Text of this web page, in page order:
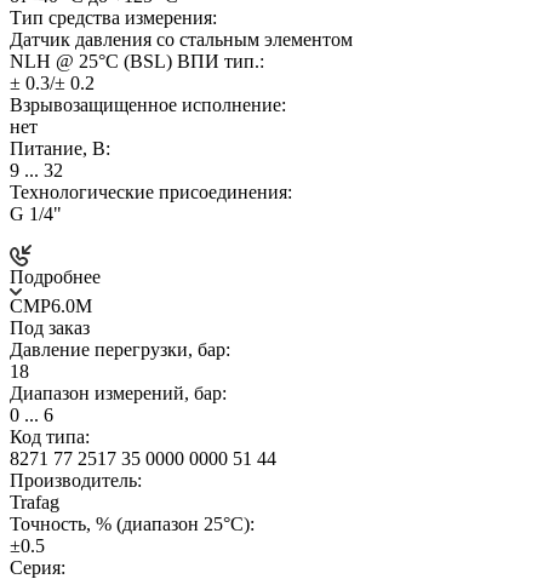
Тип средства измерения:
Датчик давления со стальным элементом
NLH @ 25°C (BSL) ВПИ тип.:
± 0.3/± 0.2
Взрывозащищенное исполнение:
нет
Питание, В:
9 ... 32
Технологические присоединения:
G 1/4"
Подробнее
CMP6.0M
Под заказ
Давление перегрузки, бар:
18
Диапазон измерений, бар:
0 ... 6
Код типа:
8271 77 2517 35 0000 0000 51 44
Производитель:
Trafag
Точность, % (диапазон 25°C):
±0.5
Серия: